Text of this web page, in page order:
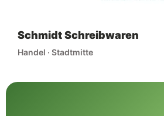
Schmidt Schreibwaren
Handel · Stadtmitte